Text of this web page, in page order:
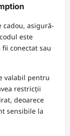
cadou, asigură-
este
conectat sau
valabil pentru
restricții
deoarece
sensibile la